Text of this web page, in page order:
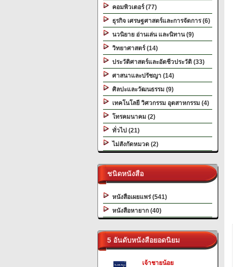
คอมพิวเตอร์ (77)
ธุรกิจ เศรษฐศาสตร์และการจัดการ (6)
นวนิยาย อ่านเล่น และนิทาน (9)
วิทยาศาสตร์ (14)
ประวัติศาสตร์และอัตชีวประวัติ (33)
ศาสนาและปรัชญา (14)
ศิลปะและวัฒนธรรม (9)
เทคโนโลยี วิศวกรรม อุตสาหกรรม (4)
โทรคมนาคม (2)
ทั่วไป (21)
ไม่สังกัดหมวด (2)
ชนิดหนังสือ
หนังสือเผยแพร่ (541)
หนังสือหายาก (40)
5 อันดับหนังสือยอดนิยม
เจ้าชายน้อย